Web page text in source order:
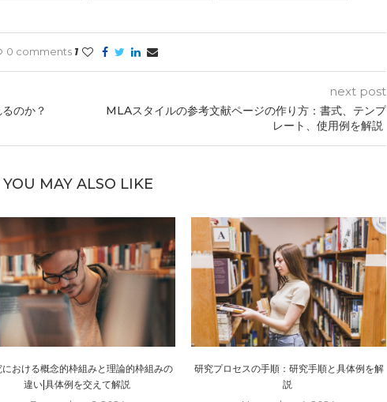
0 comments 1
のか？
next post
MLAスタイルの参考文献ページの作り方：書式、テンプ
レート、使用例を解説
YOU MAY ALSO LIKE
における概念的枠組みと理論的枠組みの
違い|具体例を交えて解説
研究プロセスの手順：研究手順と具体例を解
説